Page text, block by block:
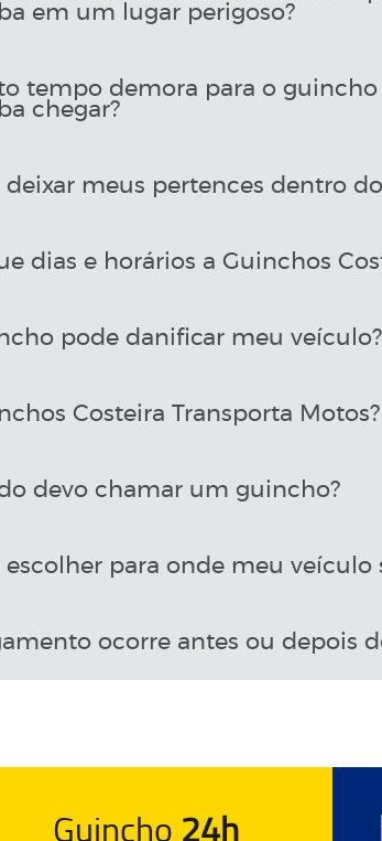
em um lugar perigoso?
tempo demora para o
chegar?
deixar meus pertences dentro
dias e horários a Guinchos
pode danificar meu veículo?
Costeira Transporta Motos?
devo chamar um guincho?
escolher para onde meu veículo
ocorre antes ou depois
Guincho 24h